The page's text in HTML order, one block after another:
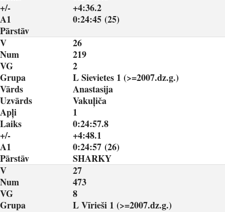
+/-
+4:36.2
A1
0:24:45 (25)
Pārstāv
V
26
Num
219
VG
2
Grupa
L Sievietes 1 (>=2007.dz.g.)
Vārds
Anastasija
Uzvārds
Vakuļiča
Apļi
1
Laiks
0:24:57.8
+/-
+4:48.1
A1
0:24:57 (26)
Pārstāv
SHARKY
V
27
Num
473
VG
8
Grupa
L Vīrieši 1 (>=2007.dz.g.)